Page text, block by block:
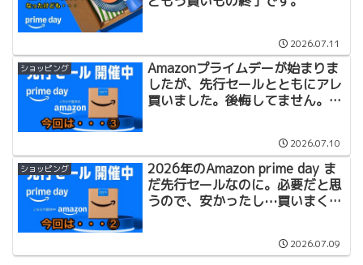
2026.07.11
ショッピング
Amazonプライムデーが始まりま
したが、先行セールとともにアレ
買いました。後悔してません。夏
2026.07.10
ショッピング
2026年のAmazon prime day ま
だ先行セールなのに。必要だと思
うので、安かったし⋯買いまくり
2026.07.09